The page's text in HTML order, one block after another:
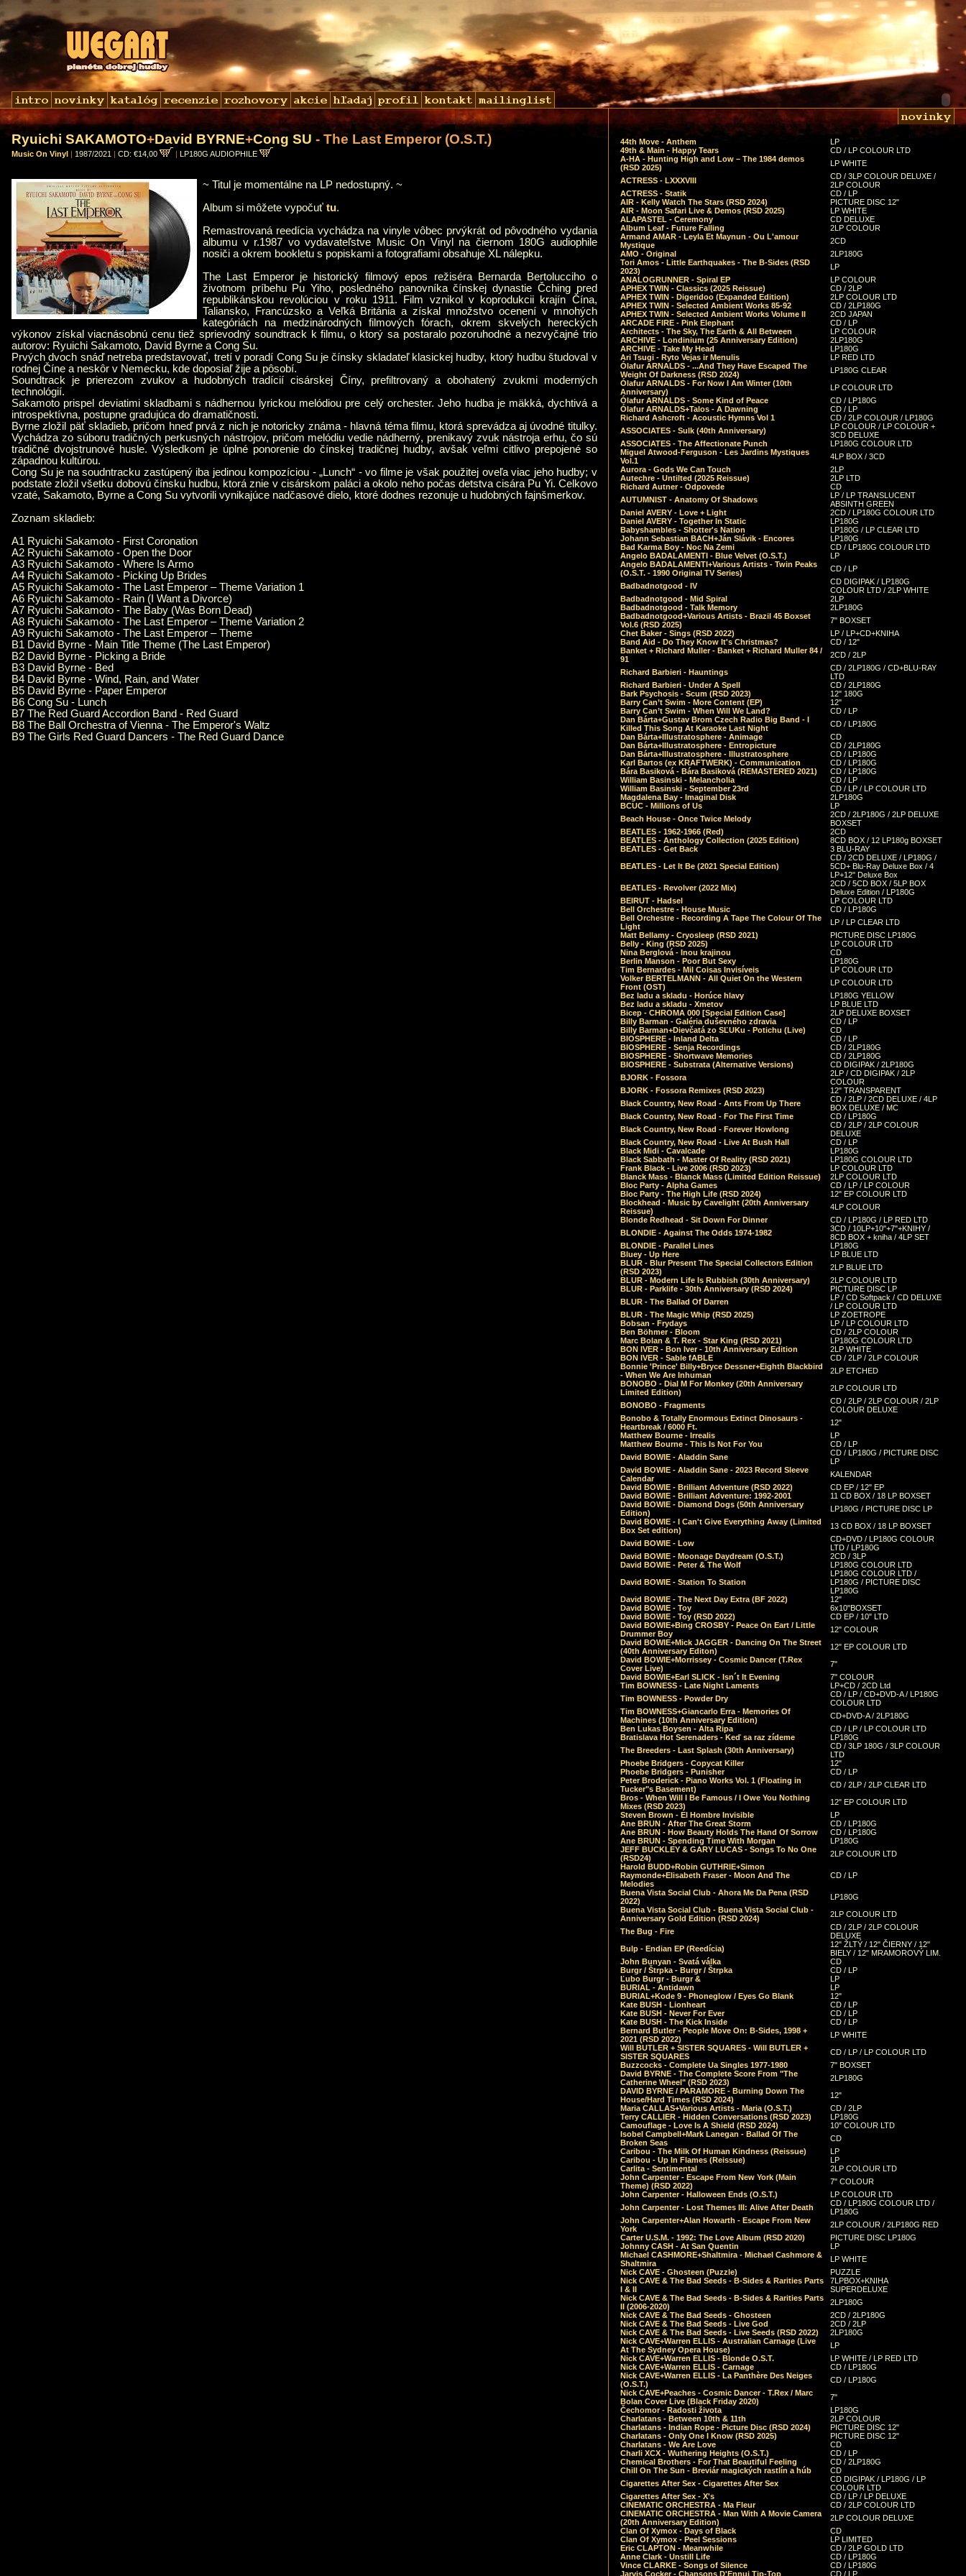
Ryuichi SAKAMOTO+David BYRNE+Cong SU - The Last Emperor (O.S.T.)
Music On Vinyl | 1987/2021 | CD: €14,00 | LP180G AUDIOPHILE
~ Titul je momentálne na LP nedostupný. ~
Album si môžete vypočuť tu.
Remastrovaná reedícia vychádza na vinyle vôbec prvýkrát od pôvodného vydania
albumu v r.1987 vo vydavateľstve Music On Vinyl na čiernom 180G audiophile
nosiči a okrem bookletu s popiskami a fotografiami obsahuje XL nálepku.
The Last Emperor je historický filmový epos režiséra Bernarda Bertolucciho o
životnom príbehu Pu Yiho, posledného panovníka čínskej dynastie Čching pred
republikánskou revolúciou v roku 1911. Film vznikol v koprodukcii krajín Čína,
Taliansko, Francúzsko a Veľká Británia a získal množstvo ocenení v mnohých
kategóriách na medzinárodných filmových fórach, okrem skvelých hereckých
výkonov získal viacnásobnú cenu tiež sprievodný soundtrack k filmu, o ktorý sa postaralo pozoruhodné a nezvyčajné trio
autorov: Ryuichi Sakamoto, David Byrne a Cong Su.
Prvých dvoch snáď netreba predstavovať, tretí v poradí Cong Su je čínsky skladateľ klasickej hudby, ktorý hudbu študoval v
rodnej Číne a neskôr v Nemecku, kde doposiaľ žije a pôsobí.
Soundtrack je prierezom zvukov a hudobných tradícií cisárskej Číny, prefiltrovaný a obohatený zvukmi moderných
technológií.
Sakamoto prispel deviatimi skladbami s nádhernou lyrickou melódiou pre celý orchester. Jeho hudba je mäkká, dychtivá a
introspektívna, postupne gradujúca do dramatičnosti.
Byrne zložil päť skladieb, pričom hneď prvá z nich je notoricky známa - hlavná téma filmu, ktorá sprevádza aj úvodné titulky.
Vychádza zo súboru tradičných perkusných nástrojov, pričom melódiu vedie nádherný, prenikavý zvuk nástroja erhu, čo sú
tradičné dvojstrunové husle. Výsledkom je úplné ponorenie do čínskej tradičnej hudby, avšak veľmi citlivo prepojené so
západnou kultúrou.
Cong Su je na soudntracku zastúpený iba jedinou kompozíciou - „Lunch“ - vo filme je však použitej oveľa viac jeho hudby; v
podstate zložil všetku dobovú čínsku hudbu, ktorá znie v cisárskom paláci a okolo neho počas detstva cisára Pu Yi. Celkovo
vzaté, Sakamoto, Byrne a Cong Su vytvorili vynikajúce nadčasové dielo, ktoré dodnes rezonuje u hudobných fajnšmerkov.
Zoznam skladieb:
A1 Ryuichi Sakamoto - First Coronation
A2 Ryuichi Sakamoto - Open the Door
A3 Ryuichi Sakamoto - Where Is Armo
A4 Ryuichi Sakamoto - Picking Up Brides
A5 Ryuichi Sakamoto - The Last Emperor – Theme Variation 1
A6 Ryuichi Sakamoto - Rain (I Want a Divorce)
A7 Ryuichi Sakamoto - The Baby (Was Born Dead)
A8 Ryuichi Sakamoto - The Last Emperor – Theme Variation 2
A9 Ryuichi Sakamoto - The Last Emperor – Theme
B1 David Byrne - Main Title Theme (The Last Emperor)
B2 David Byrne - Picking a Bride
B3 David Byrne - Bed
B4 David Byrne - Wind, Rain, and Water
B5 David Byrne - Paper Emperor
B6 Cong Su - Lunch
B7 The Red Guard Accordion Band - Red Guard
B8 The Ball Orchestra of Vienna - The Emperor's Waltz
B9 The Girls Red Guard Dancers - The Red Guard Dance
44th Move - Anthem
LP
49th & Main - Happy Tears
CD / LP COLOUR LTD
A-HA - Hunting High and Low – The 1984 demos
(RSD 2025)
LP WHITE
ACTRESS - LXXXVIII
CD / 3LP COLOUR DELUXE /
2LP COLOUR
ACTRESS - Statik
CD / LP
AIR - Kelly Watch The Stars (RSD 2024)
PICTURE DISC 12"
AIR - Moon Safari Live & Demos (RSD 2025)
LP WHITE
ALAPASTEL - Ceremony
CD DELUXE
Album Leaf - Future Falling
2LP COLOUR
Armand AMAR - Leyla Et Maynun - Ou L'amour
Mystique
2CD
AMO - Original
2LP180G
Tori Amos - Little Earthquakes - The B-Sides (RSD
2023)
LP
ANALOGRUNNER - Spiral EP
LP COLOUR
APHEX TWIN - Classics (2025 Reissue)
CD / 2LP
APHEX TWIN - Digeridoo (Expanded Edition)
2LP COLOUR LTD
APHEX TWIN - Selected Ambient Works 85-92
CD / 2LP180G
APHEX TWIN - Selected Ambient Works Volume II
2CD JAPAN
ARCADE FIRE - Pink Elephant
CD / LP
Architects - The Sky, The Earth & All Between
LP COLOUR
ARCHIVE - Londinium (25 Anniversary Edition)
2LP180G
ARCHIVE - Take My Head
LP180G
Ari Tsugi - Ryto Vejas ir Menulis
LP RED LTD
Ólafur ARNALDS - ...And They Have Escaped The
Weight Of Darkness (RSD 2024)
LP180G CLEAR
Ólafur ARNALDS - For Now I Am Winter (10th
Anniversary)
LP COLOUR LTD
Ólafur ARNALDS - Some Kind of Peace
CD / LP180G
Ólafur ARNALDS+Talos - A Dawning
CD / LP
Richard Ashcroft - Acoustic Hymns Vol 1
CD / 2LP COLOUR / LP180G
ASSOCIATES - Sulk (40th Anniversary)
LP COLOUR / LP COLOUR +
3CD DELUXE
ASSOCIATES - The Affectionate Punch
LP180G COLOUR LTD
Miguel Atwood-Ferguson - Les Jardins Mystiques
Vol.1
4LP BOX / 3CD
Aurora - Gods We Can Touch
2LP
Autechre - Untilted (2025 Reissue)
2LP LTD
Richard Autner - Odpovede
CD
AUTUMNIST - Anatomy Of Shadows
LP / LP TRANSLUCENT
ABSINTH GREEN
Daniel AVERY - Love + Light
2CD / LP180G COLOUR LTD
Daniel AVERY - Together In Static
LP180G
Babyshambles - Shotter's Nation
LP180G / LP CLEAR LTD
Johann Sebastian BACH+Ján Slávik - Encores
LP180G
Bad Karma Boy - Noc Na Zemi
CD / LP180G COLOUR LTD
Angelo BADALAMENTI - Blue Velvet (O.S.T.)
LP
Angelo BADALAMENTI+Various Artists - Twin Peaks
(O.S.T. - 1990 Original TV Series)
CD / LP
Badbadnotgood - IV
CD DIGIPAK / LP180G
COLOUR LTD / 2LP WHITE
Badbadnotgood - Mid Spiral
2LP
Badbadnotgood - Talk Memory
2LP180G
Badbadnotgood+Various Artists - Brazil 45 Boxset
Vol.6 (RSD 2025)
7" BOXSET
Chet Baker - Sings (RSD 2022)
LP / LP+CD+KNIHA
Band Aid - Do They Know It's Christmas?
CD / 12"
Banket + Richard Muller - Banket + Richard Muller 84 /
91
2CD / 2LP
Richard Barbieri - Hauntings
CD / 2LP180G / CD+BLU-RAY
LTD
Richard Barbieri - Under A Spell
CD / 2LP180G
Bark Psychosis - Scum (RSD 2023)
12" 180G
Barry Can’t Swim - More Content (EP)
12"
Barry Can’t Swim - When Will We Land?
CD / LP
Dan Bárta+Gustav Brom Czech Radio Big Band - I
Killed This Song At Karaoke Last Night
CD / LP180G
Dan Bárta+Illustratosphere - Animage
CD
Dan Bárta+Illustratosphere - Entropicture
CD / 2LP180G
Dan Bárta+Illustratosphere - Illustratosphere
CD / LP180G
Karl Bartos (ex KRAFTWERK) - Communication
CD / LP180G
Bára Basiková - Bára Basiková (REMASTERED 2021)
CD / LP180G
William Basinski - Melancholia
CD / LP
William Basinski - September 23rd
CD / LP / LP COLOUR LTD
Magdalena Bay - Imaginal Disk
2LP180G
BCUC - Millions of Us
LP
Beach House - Once Twice Melody
2CD / 2LP180G / 2LP DELUXE
BOXSET
BEATLES - 1962-1966 (Red)
2CD
BEATLES - Anthology Collection (2025 Edition)
8CD BOX / 12 LP180g BOXSET
BEATLES - Get Back
3 BLU-RAY
BEATLES - Let It Be (2021 Special Edition)
CD / 2CD DELUXE / LP180G /
5CD+ Blu-Ray Deluxe Box / 4
LP+12" Deluxe Box
BEATLES - Revolver (2022 Mix)
2CD / 5CD BOX / 5LP BOX
Deluxe Edition / LP180G
BEIRUT - Hadsel
LP COLOUR LTD
Bell Orchestre - House Music
CD / LP180G
Bell Orchestre - Recording A Tape The Colour Of The
Light
LP / LP CLEAR LTD
Matt Bellamy - Cryosleep (RSD 2021)
PICTURE DISC LP180G
Belly - King (RSD 2025)
LP COLOUR LTD
Nina Berglová - Inou krajinou
CD
Berlin Manson - Poor But Sexy
LP180G
Tim Bernardes - Mil Coisas Invis​í​veis
LP COLOUR LTD
Volker BERTELMANN - All Quiet On the Western
Front (OST)
LP COLOUR LTD
Bez ladu a skladu - Horúce hlavy
LP180G YELLOW
Bez ladu a skladu - Xmetov
LP BLUE LTD
Bicep - CHROMA 000 [Special Edition Case]
2LP DELUXE BOXSET
Billy Barman - Galéria duševného zdravia
CD / LP
Billy Barman+Dievčatá zo SĽUKu - Potichu (Live)
CD
BIOSPHERE - Inland Delta
CD / LP
BIOSPHERE - Senja Recordings
CD / 2LP180G
BIOSPHERE - Shortwave Memories
CD / 2LP180G
BIOSPHERE - Substrata (Alternative Versions)
CD DIGIPAK / 2LP180G
BJORK - Fossora
2LP / CD DIGIPAK / 2LP
COLOUR
BJORK - Fossora Remixes (RSD 2023)
12" TRANSPARENT
Black Country, New Road - Ants From Up There
CD / 2LP / 2CD DELUXE / 4LP
BOX DELUXE / MC
Black Country, New Road - For The First Time
CD / LP180G
Black Country, New Road - Forever Howlong
CD / 2LP / 2LP COLOUR
DELUXE
Black Country, New Road - Live At Bush Hall
CD / LP
Black Midi - Cavalcade
LP180G
Black Sabbath - Master Of Reality (RSD 2021)
LP180G COLOUR LTD
Frank Black - Live 2006 (RSD 2023)
LP COLOUR LTD
Blanck Mass - Blanck Mass (Limited Edition Reissue)
2LP COLOUR LTD
Bloc Party - Alpha Games
CD / LP / LP COLOUR
Bloc Party - The High Life (RSD 2024)
12" EP COLOUR LTD
Blockhead - Music by Cavelight (20th Anniversary
Reissue)
4LP COLOUR
Blonde Redhead - Sit Down For Dinner
CD / LP180G / LP RED LTD
BLONDIE - Against The Odds 1974-1982
3CD / 10LP+10"+7"+KNIHY /
8CD BOX + kniha / 4LP SET
BLONDIE - Parallel Lines
LP180G
Bluey - Up Here
LP BLUE LTD
BLUR - Blur Present The Special Collectors Edition
(RSD 2023)
2LP BLUE LTD
BLUR - Modern Life Is Rubbish (30th Anniversary)
2LP COLOUR LTD
BLUR - Parklife - 30th Anniversary (RSD 2024)
PICTURE DISC LP
BLUR - The Ballad Of Darren
LP / CD Softpack / CD DELUXE
/ LP COLOUR LTD
BLUR - The Magic Whip (RSD 2025)
LP ZOETROPE
Bobsan - Frydays
LP / LP COLOUR LTD
Ben Böhmer - Bloom
CD / 2LP COLOUR
Marc Bolan & T. Rex - Star King (RSD 2021)
LP180G COLOUR LTD
BON IVER - Bon Iver - 10th Anniversary Edition
2LP WHITE
BON IVER - Sable fABLE
CD / 2LP / 2LP COLOUR
Bonnie 'Prince' Billy+Bryce Dessner+Eighth Blackbird
- When We Are Inhuman
2LP ETCHED
BONOBO - Dial M For Monkey (20th Anniversary
Limited Edition)
2LP COLOUR LTD
BONOBO - Fragments
CD / 2LP / 2LP COLOUR / 2LP
COLOUR DELUXE
Bonobo & Totally Enormous Extinct Dinosaurs -
Heartbreak / 6000 Ft.
12"
Matthew Bourne - Irrealis
LP
Matthew Bourne - This Is Not For You
CD / LP
David BOWIE - Aladdin Sane
CD / LP180G / PICTURE DISC
LP
David BOWIE - Aladdin Sane - 2023 Record Sleeve
Calendar
KALENDAR
David BOWIE - Brilliant Adventure (RSD 2022)
CD EP / 12" EP
David BOWIE - Brilliant Adventure: 1992-2001
11 CD BOX / 18 LP BOXSET
David BOWIE - Diamond Dogs (50th Anniversary
Edition)
LP180G / PICTURE DISC LP
David BOWIE - I Can't Give Everything Away (Limited
Box Set edition)
13 CD BOX / 18 LP BOXSET
David BOWIE - Low
CD+DVD / LP180G COLOUR
LTD / LP180G
David BOWIE - Moonage Daydream (O.S.T.)
2CD / 3LP
David BOWIE - Peter & The Wolf
LP180G COLOUR LTD
David BOWIE - Station To Station
LP180G COLOUR LTD /
LP180G / PICTURE DISC
LP180G
David BOWIE - The Next Day Extra (BF 2022)
12"
David BOWIE - Toy
6x10"BOXSET
David BOWIE - Toy (RSD 2022)
CD EP / 10" LTD
David BOWIE+Bing CROSBY - Peace On Eart / Little
Drummer Boy
12" COLOUR
David BOWIE+Mick JAGGER - Dancing On The Street
(40th Anniversary Editon)
12" EP COLOUR LTD
David BOWIE+Morrissey - Cosmic Dancer (T.Rex
Cover Live)
7"
David BOWIE+Earl SLICK - Isn´t It Evening
7" COLOUR
Tim BOWNESS - Late Night Laments
LP+CD / 2CD Ltd
Tim BOWNESS - Powder Dry
CD / LP / CD+DVD-A / LP180G
COLOUR LTD
Tim BOWNESS+Giancarlo Erra - Memories Of
Machines (10th Anniversary Edition)
CD+DVD-A / 2LP180G
Ben Lukas Boysen - Alta Ripa
CD / LP / LP COLOUR LTD
Bratislava Hot Serenaders - Keď sa raz zídeme
LP180G
The Breeders - Last Splash (30th Anniversary)
CD / 3LP 180G / 3LP COLOUR
LTD
Phoebe Bridgers - Copycat Killer
12"
Phoebe Bridgers - Punisher
CD / LP
Peter Broderick - Piano Works Vol. 1 (Floating in
Tucker"s Basement)
CD / 2LP / 2LP CLEAR LTD
Bros - When Will I Be Famous / I Owe You Nothing
Mixes (RSD 2023)
12" EP COLOUR LTD
Steven Brown - El Hombre Invisible
LP
Ane BRUN - After The Great Storm
CD / LP180G
Ane BRUN - How Beauty Holds The Hand Of Sorrow
CD / LP180G
Ane BRUN - Spending Time With Morgan
LP180G
JEFF BUCKLEY & GARY LUCAS - Songs To No One
(RSD24)
2LP COLOUR LTD
Harold BUDD+Robin GUTHRIE+Simon
Raymonde+Elisabeth Fraser - Moon And The
Melodies
CD / LP
Buena Vista Social Club - Ahora Me Da Pena (RSD
2022)
LP180G
Buena Vista Social Club - Buena Vista Social Club -
Anniversary Gold Edition (RSD 2024)
2LP COLOUR LTD
The Bug - Fire
CD / 2LP / 2LP COLOUR
DELUXE
Bulp - Endian EP (Reedícia)
12" ŽLTÝ / 12" ČIERNY / 12"
BIELY / 12" MRAMOROVÝ LIM.
John Bunyan - Svatá válka
CD
Burgr / Štrpka - Burgr / Štrpka
CD / LP
Ľubo Burgr - Burgr &
LP
BURIAL - Antidawn
LP
BURIAL+Kode 9 - Phoneglow / Eyes Go Blank
12"
Kate BUSH - Lionheart
CD / LP
Kate BUSH - Never For Ever
CD / LP
Kate BUSH - The Kick Inside
CD / LP
Bernard Butler - People Move On: B-Sides, 1998 +
2021 (RSD 2022)
LP WHITE
Will BUTLER + SISTER SQUARES - Will BUTLER +
SISTER SQUARES
CD / LP / LP COLOUR LTD
Buzzcocks - Complete Ua Singles 1977-1980
7" BOXSET
David BYRNE - The Complete Score From "The
Catherine Wheel" (RSD 2023)
2LP180G
DAVID BYRNE / PARAMORE - Burning Down The
House/Hard Times (RSD 2024)
12"
Maria CALLAS+Various Artists - Maria (O.S.T.)
CD / 2LP
Terry CALLIER - Hidden Conversations (RSD 2023)
LP180G
Camouflage - Love Is A Shield (RSD 2024)
10" COLOUR LTD
Isobel Campbell+Mark Lanegan - Ballad Of The
Broken Seas
CD
Caribou - The Milk Of Human Kindness (Reissue)
LP
Caribou - Up In Flames (Reissue)
LP
Carlita - Sentimental
2LP COLOUR LTD
John Carpenter - Escape From New York (Main
Theme) (RSD 2022)
7" COLOUR
John Carpenter - Halloween Ends (O.S.T.)
LP COLOUR LTD
John Carpenter - Lost Themes III: Alive After Death
CD / LP180G COLOUR LTD /
LP180G
John Carpenter+Alan Howarth - Escape From New
York
2LP COLOUR / 2LP180G RED
Carter U.S.M. - 1992: The Love Album (RSD 2020)
PICTURE DISC LP180G
Johnny CASH - At San Quentin
LP
Michael CASHMORE+Shaltmira - Michael Cashmore &
Shaltmira
LP WHITE
Nick CAVE - Ghosteen (Puzzle)
PUZZLE
Nick CAVE & The Bad Seeds - B-Sides & Rarities Parts
I & II
7LPBOX+KNIHA
SUPERDELUXE
Nick CAVE & The Bad Seeds - B-Sides & Rarities Parts
II (2006-2020)
2LP180G
Nick CAVE & The Bad Seeds - Ghosteen
2CD / 2LP180G
Nick CAVE & The Bad Seeds - Live God
2CD / 2LP
Nick CAVE & The Bad Seeds - Live Seeds (RSD 2022)
2LP180G
Nick CAVE+Warren ELLIS - Australian Carnage (Live
At The Sydney Opera House)
LP
Nick CAVE+Warren ELLIS - Blonde O.S.T.
LP WHITE / LP RED LTD
Nick CAVE+Warren ELLIS - Carnage
CD / LP180G
Nick CAVE+Warren ELLIS - La Panthère Des Neiges
(O.S.T.)
CD / LP180G
Nick CAVE+Peaches - Cosmic Dancer - T.Rex / Marc
Bolan Cover Live (Black Friday 2020)
7"
Čechomor - Radosti života
LP180G
Charlatans - Between 10th & 11th
2LP COLOUR
Charlatans - Indian Rope - Picture Disc (RSD 2024)
PICTURE DISC 12"
Charlatans - Only One I Know (RSD 2025)
PICTURE DISC 12"
Charlatans - We Are Love
CD
Charli XCX - Wuthering Heights (O.S.T.)
CD / LP
Chemical Brothers - For That Beautiful Feeling
CD / 2LP180G
Chill On The Sun - Breviár magických rastlín a húb
CD
Cigarettes After Sex - Cigarettes After Sex
CD DIGIPAK / LP180G / LP
COLOUR LTD
Cigarettes After Sex - X's
CD / LP / LP DELUXE
CINEMATIC ORCHESTRA - Ma Fleur
CD / 2LP COLOUR LTD
CINEMATIC ORCHESTRA - Man With A Movie Camera
(20th Anniversary Edition)
2LP COLOUR DELUXE
Clan Of Xymox - Days of Black
CD
Clan Of Xymox - Peel Sessions
LP LIMITED
Eric CLAPTON - Meanwhile
CD / 2LP GOLD LTD
Anne Clark - Unstill Life
CD / LP180G
Vince CLARKE - Songs of Silence
CD / LP180G
Jarvis Cocker - Chansons D'Ennui Tip-Top
CD / LP